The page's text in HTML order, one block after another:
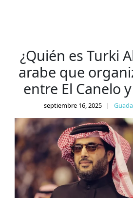
¿Quién es Turki
arabe que
entre El Canelo
septiembre 16, 2025 |